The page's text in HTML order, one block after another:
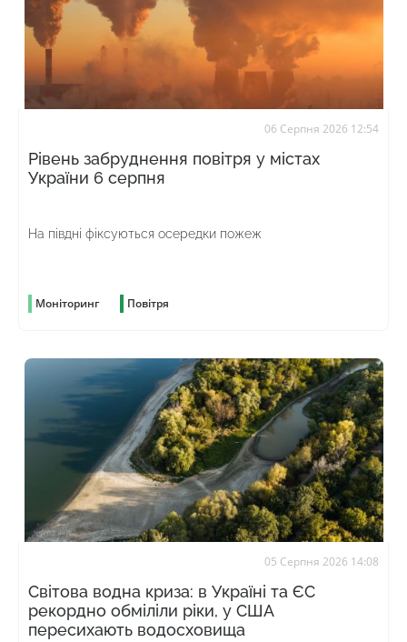
06 Серпня 2026 12:54
Рівень забруднення повітря у містах
України 6 серпня
На півдні фіксуються осередки пожеж
Моніторинг Повітря
05 Серпня 2026 14:08
Світова водна криза: в Україні та ЄС
рекордно обміліли ріки, у США
пересихають водосховища